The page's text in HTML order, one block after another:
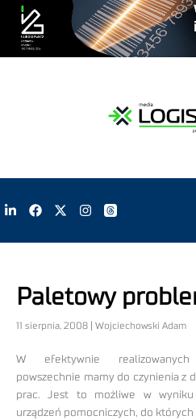
Paletowy
11 sierpnia, 2008 | Wojciechowski Adam
W efektywnie realizowanych
powszechnie mamy do czynienia z
prac. Jest to możliwe w wyniku
urządzeń pomocniczych, do